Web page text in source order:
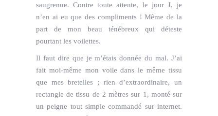
saugrenue. Contre toute attente, le jour J, je
n’en ai eu que des compliments ! Même de la
part de mon beau ténébreux qui déteste
pourtant les voilettes.
Il faut dire que je m’étais donnée du mal. J’ai
fait moi-même mon voile dans le même tissu
que mes bretelles ; rien d’extraordinaire, un
rectangle de tissu de 2 mètres sur 1, monté sur
un peigne tout simple commandé sur internet.